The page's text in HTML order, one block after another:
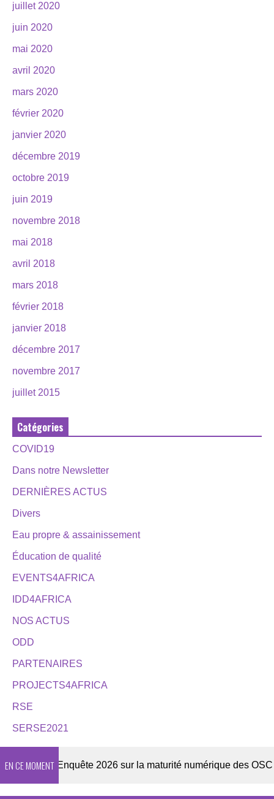
juillet 2020
juin 2020
mai 2020
avril 2020
mars 2020
février 2020
janvier 2020
décembre 2019
octobre 2019
juin 2019
novembre 2018
mai 2018
avril 2018
mars 2018
février 2018
janvier 2018
décembre 2017
novembre 2017
juillet 2015
Catégories
COVID19
Dans notre Newsletter
DERNIÈRES ACTUS
Divers
Eau propre & assainissement
Éducation de qualité
EVENTS4AFRICA
IDD4AFRICA
NOS ACTUS
ODD
PARTENAIRES
PROJECTS4AFRICA
RSE
SERSE2021
EN CE MOMENTEnquête 2026 sur la maturité numérique des OSC